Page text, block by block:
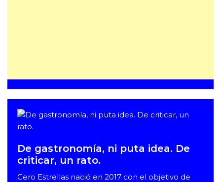
De gastronomía, ni puta idea. De
criticar, un rato.
Cero Estrellas nació en 2017 con el objetivo de